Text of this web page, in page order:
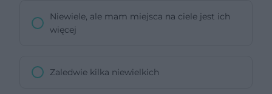
Niewiele, ale mam miejsca na ciele jest ich
więcej
Zaledwie kilka niewielkich